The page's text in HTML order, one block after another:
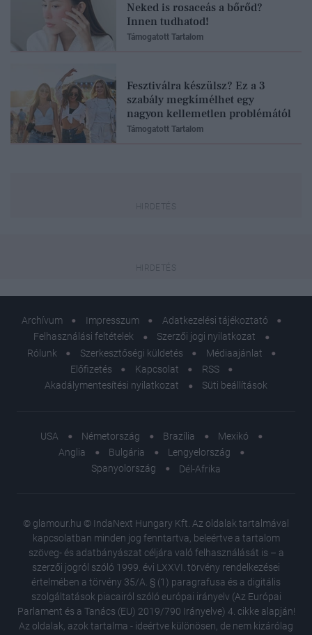
Neked is rosaceás a bőrőd?
Innen tudhatod!
Támogatott Tartalom
Fesztiválra készülsz? Ez a 3
szabály megkímélhet egy
nagyon kellemetlen problémától
Támogatott Tartalom
Archívum Impresszum
Adatkezelési tájékoztató
Felhasználási feltételek
Szerzői jogi nyilatkozat
Rólunk
Szerkesztőségi küldetés
Médiaajánlat
Előfizetés
Kapcsolat
RSS
Akadálymentesítési nyilatkozat
Süti beállítások
USA Németország Brazília
Mexikó
Anglia
Bulgária
Lengyelország
Spanyolország
Dél-Afrika
© glamour.hu © IndaNext Hungary Kft. Az oldalak tartalmával
kapcsolatban minden jog fenntartva, beleértve a tartalom
szöveg- és adatbányászat céljára való felhasználását is – a
szerzői jogról szóló 1999. évi LXXVI. törvény rendelkezései
értelmében a törvény 35/A. § (1) paragrafusa és a digitális
szolgáltatások piacairól szóló európai irányelv (Az Európai
Parlament és a Tanács (EU) 2019/790 Irányelve) 4. cikke alapján!
Az oldalak, azok tartalma - ideértve különösen, de nem kizárólag